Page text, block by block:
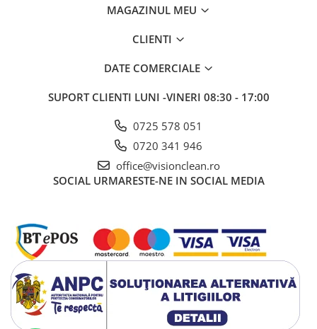
MAGAZINUL MEU
CLIENTI
DATE COMERCIALE
SUPORT CLIENTI LUNI -VINERI 08:30 - 17:00
0725 578 051
0720 341 946
office@visionclean.ro
SOCIAL URMARESTE-NE IN SOCIAL MEDIA